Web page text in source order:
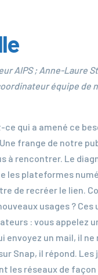
AIPS ; Anne-Laure
équipe de
ce qui a amené ce
frange de notre
à rencontrer. Le
les plateformes
de recréer le lien.
usages ?
: vous appelez
envoyez un mail, il ne
Snap, il répond. Les
les réseaux de